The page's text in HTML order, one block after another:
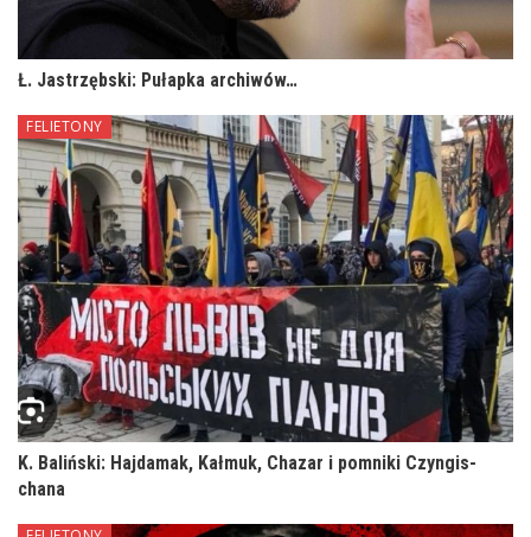
Ł. Jastrzębski: Pułapka archiwów…
FELIETONY
K. Baliński: Hajdamak, Kałmuk, Chazar i pomniki Czyngis-
chana